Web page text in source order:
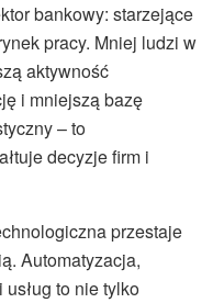
bankowy: starzejące
pracy. Mniej ludzi w
aktywność
i mniejszą bazę
– to
decyzje firm i
przestaje
Automatyzacja,
to nie tylko